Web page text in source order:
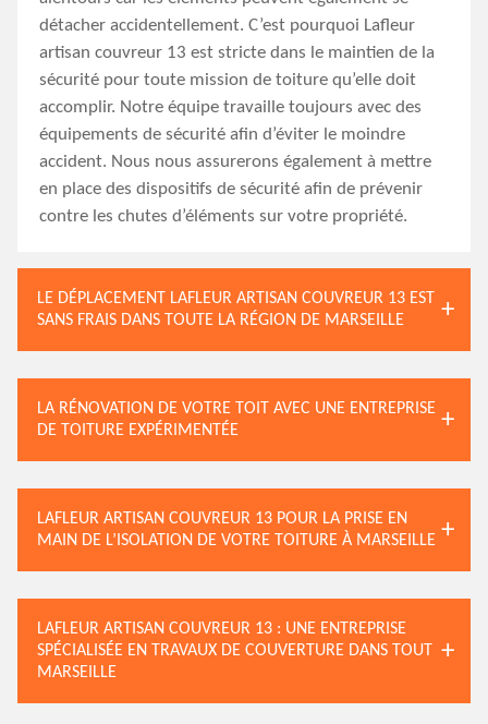
détacher accidentellement. C’est pourquoi Lafleur
artisan couvreur 13 est stricte dans le maintien de la
sécurité pour toute mission de toiture qu’elle doit
accomplir. Notre équipe travaille toujours avec des
équipements de sécurité afin d’éviter le moindre
accident. Nous nous assurerons également à mettre
en place des dispositifs de sécurité afin de prévenir
contre les chutes d’éléments sur votre propriété.
LE DÉPLACEMENT LAFLEUR ARTISAN COUVREUR 13 EST
SANS FRAIS DANS TOUTE LA RÉGION DE MARSEILLE
LA RÉNOVATION DE VOTRE TOIT AVEC UNE ENTREPRISE
DE TOITURE EXPÉRIMENTÉE
LAFLEUR ARTISAN COUVREUR 13 POUR LA PRISE EN
MAIN DE L’ISOLATION DE VOTRE TOITURE À MARSEILLE
LAFLEUR ARTISAN COUVREUR 13 : UNE ENTREPRISE
SPÉCIALISÉE EN TRAVAUX DE COUVERTURE DANS TOUT
MARSEILLE